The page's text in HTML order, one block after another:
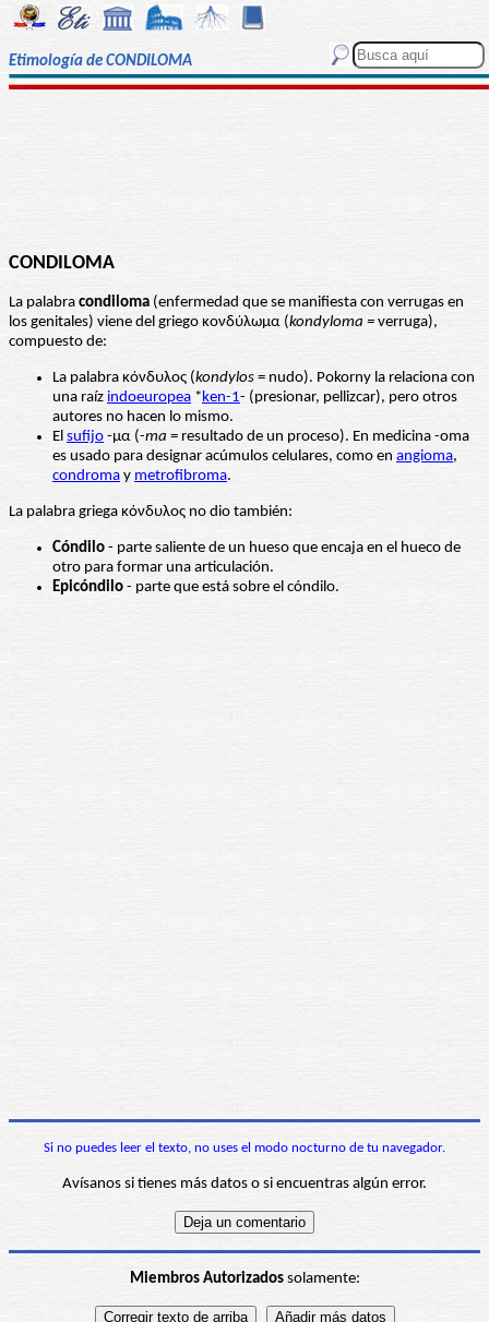
Etimología de CONDILOMA
CONDILOMA
La palabra condiloma (enfermedad que se manifiesta con verrugas en
los genitales) viene del griego κονδύλωμα (kondyloma = verruga),
compuesto de:
La palabra κόνδυλος (kondylos = nudo). Pokorny la relaciona con
una raíz indoeuropea *ken-1- (presionar, pellizcar), pero otros
autores no hacen lo mismo.
El sufijo -µα (-ma = resultado de un proceso). En medicina -oma
es usado para designar acúmulos celulares, como en angioma,
condroma y metrofibroma.
La palabra griega κόνδυλος no dio también:
Cóndilo - parte saliente de un hueso que encaja en el hueco de
otro para formar una articulación.
Epicóndilo - parte que está sobre el cóndilo.
Si no puedes leer el texto, no uses el modo nocturno de tu navegador.
Avísanos si tienes más datos o si encuentras algún error.
Miembros Autorizadossolamente: